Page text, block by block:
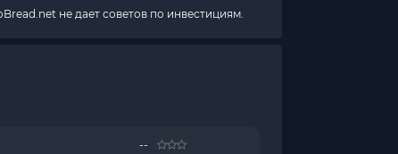
не дает советов по инвестициям.
--